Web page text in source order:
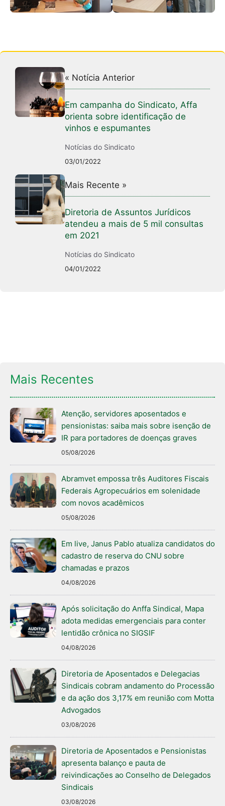
« Notícia Anterior
Em campanha do Sindicato, Affa
orienta sobre identificação de
vinhos e espumantes
Notícias do Sindicato
03/01/2022
Mais Recente »
Diretoria de Assuntos Jurídicos
atendeu a mais de 5 mil consultas
em 2021
Notícias do Sindicato
04/01/2022
Mais Recentes
Atenção, servidores aposentados e
pensionistas: saiba mais sobre isenção de
IR para portadores de doenças graves
05/08/2026
Abramvet empossa três Auditores Fiscais
Federais Agropecuários em solenidade
com novos acadêmicos
05/08/2026
Em live, Janus Pablo atualiza candidatos do
cadastro de reserva do CNU sobre
chamadas e prazos
04/08/2026
Após solicitação do Anffa Sindical, Mapa
adota medidas emergenciais para conter
lentidão crônica no SIGSIF
04/08/2026
Diretoria de Aposentados e Delegacias
Sindicais cobram andamento do Processão
e da ação dos 3,17% em reunião com Motta
Advogados
03/08/2026
Diretoria de Aposentados e Pensionistas
apresenta balanço e pauta de
reivindicações ao Conselho de Delegados
Sindicais
03/08/2026